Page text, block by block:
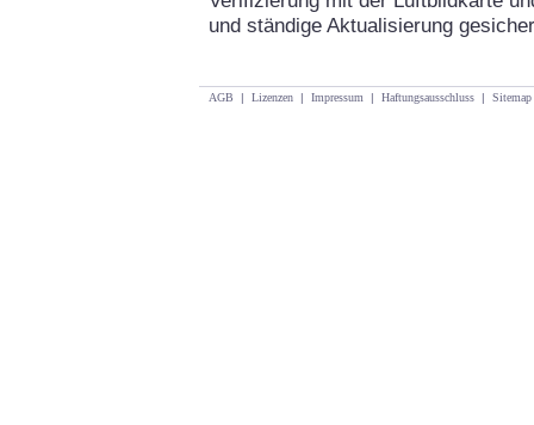
und ständige Aktualisierung
AGB | Lizenzen | Impressum | Haftungsausschluss | Sitemap